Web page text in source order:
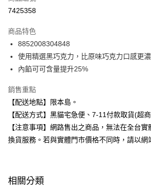
超商取貨付款
Apple Pay
街口支付
Google Pay
全盈+PAY
2.付款方式選擇「大哥付你分期」，訂單成立後會自
流程，驗證手機門號後，選擇欲分期的期數、繳款截
7425358
商品特色
8852008304848
使用精選黑巧克力，比原味巧克力口感更
內餡可可含量提升25%
銷售重點
【配送地點】限本島。
【配送方式】黑貓宅急便、7-11付款取貨(超
【注意事項】網路售出之商品，無法在全台
換貨服務。若與實體門市價格不同時，請以網
相關分類